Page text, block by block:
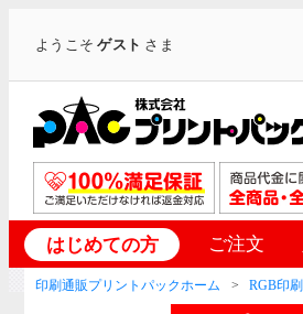
ようこそゲスト さま
はじめての方 ご注文
印刷通販プリントパックホーム RGB印刷